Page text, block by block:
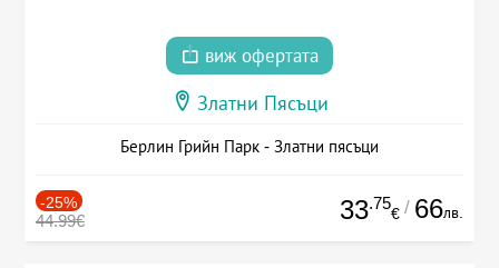
виж офертата
Златни Пясъци
Берлин Грийн Парк - Златни пясъци
-25%
44.99€ 33.75
€ / 66лв.